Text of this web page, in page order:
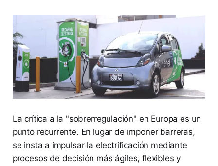
La crítica a la "sobrerregulación" en Europa es un
punto recurrente. En lugar de imponer barreras,
se insta a impulsar la electrificación mediante
procesos de decisión más ágiles, flexibles y